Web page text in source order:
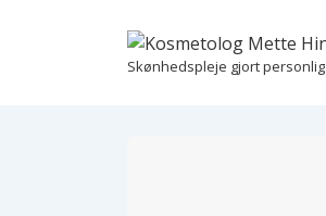
Skønhedspleje gjort personlig